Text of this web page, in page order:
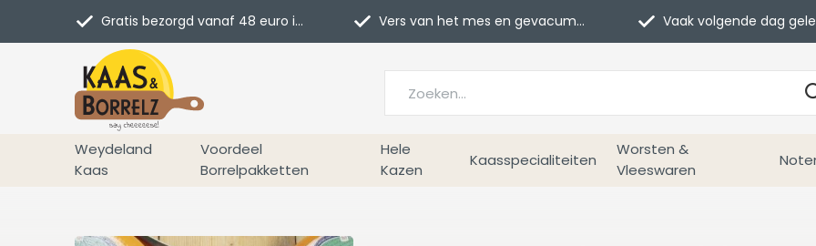
Weydeland
Kaas
Voordeel
Borrelpakketten
Hele
Kazen
Kaasspecialiteiten
Worsten &
Vleeswaren
Gratis bezorgd vanaf 48 euro in NL Vers van het mes en gevacumeerd Vaak volgende dag geleverd